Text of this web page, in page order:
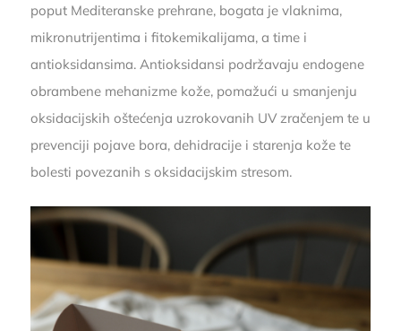
poput Mediteranske prehrane, bogata je vlaknima,
mikronutrijentima i fitokemikalijama, a time i
antioksidansima. Antioksidansi podržavaju endogene
obrambene mehanizme kože, pomažući u smanjenju
oksidacijskih oštećenja uzrokovanih UV zračenjem te u
prevenciji pojave bora, dehidracije i starenja kože te
bolesti povezanih s oksidacijskim stresom.